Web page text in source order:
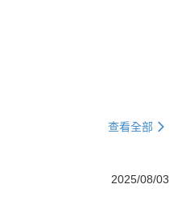
查看全部
2025/08/03